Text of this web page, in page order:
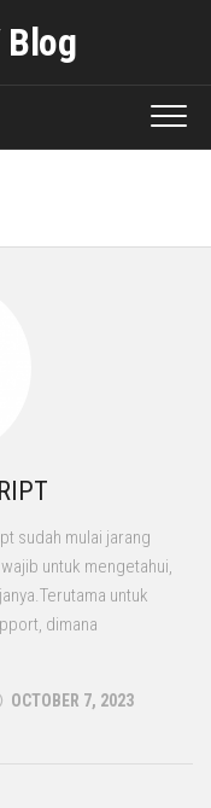
Blog
sudah mulai jarang
untuk mengetahui,
untuk
dimana
OCTOBER 7, 2023